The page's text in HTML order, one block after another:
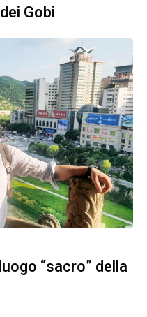
Gobi
“sacro” della